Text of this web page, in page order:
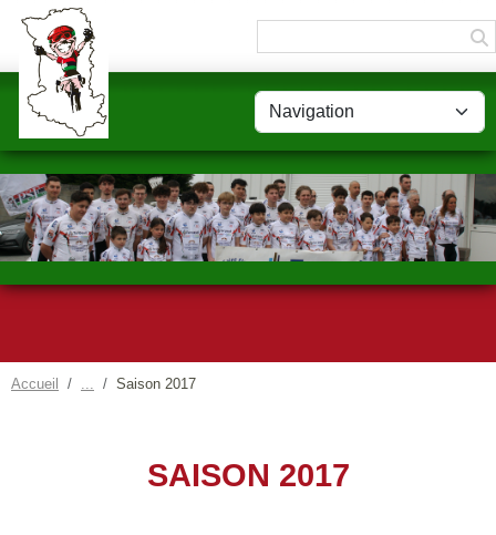
Accueil Saison 2017
SAISON 2017
Panneau de gestion des cookies